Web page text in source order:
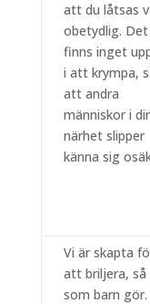
att du låtsas
obetydlig. Det
finns inget
i att krympa,
att andra
människor i
närhet slipper
känna sig
Vi är skapta
att briljera, så
som barn gör.